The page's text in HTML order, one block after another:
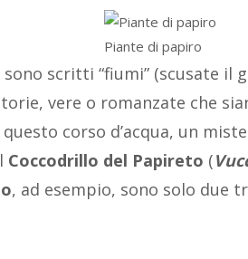
Piante di papiro
scritti “fiumi” (scusate
vere o romanzate che
corso d’acqua, un
Coccodrillo del Papireto (
, ad esempio, sono solo due